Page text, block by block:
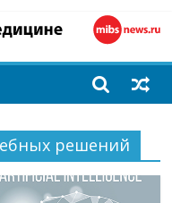
решений